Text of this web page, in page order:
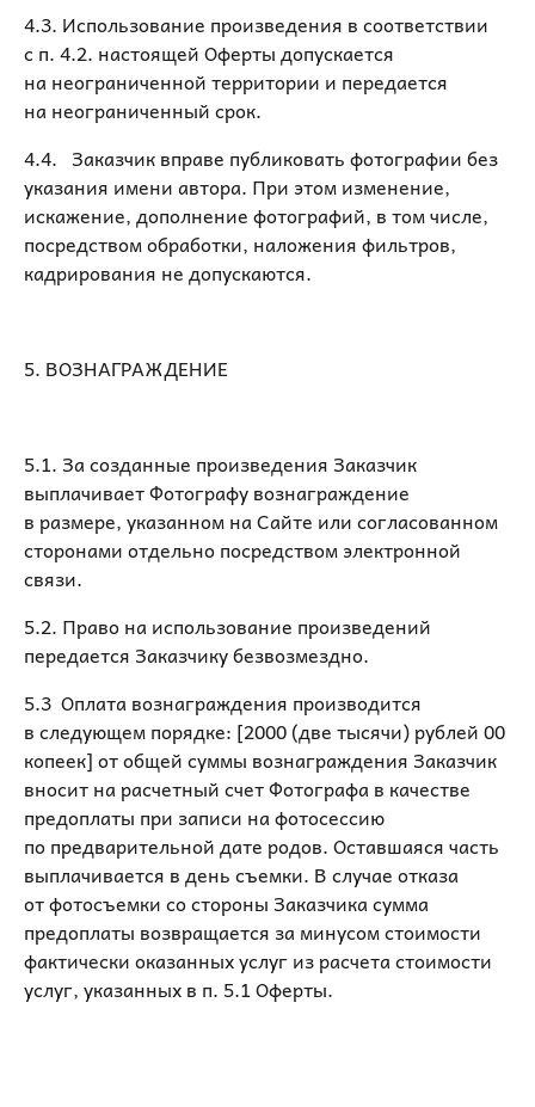
4.3. Использование произведения в соответствии
с п. 4.2. настоящей Оферты допускается
на неограниченной территории и передается
на неограниченный срок.
4.4. Заказчик вправе публиковать фотографии без
указания имени автора. При этом изменение,
искажение, дополнение фотографий, в том числе,
посредством обработки, наложения фильтров,
кадрирования не допускаются.
5. ВОЗНАГРАЖДЕНИЕ
5.1. За созданные произведения Заказчик
выплачивает Фотографу вознаграждение
в размере, указанном на Сайте или согласованном
сторонами отдельно посредством электронной
связи.
5.2. Право на использование произведений
передается Заказчику безвозмездно.
5.3 Оплата вознаграждения производится
в следующем порядке: [2000 (две тысячи) рублей 00
копеек] от общей суммы вознаграждения Заказчик
вносит на расчетный счет Фотографа в качестве
предоплаты при записи на фотосессию
по предварительной дате родов. Оставшаяся часть
выплачивается в день съемки. В случае отказа
от фотосъемки со стороны Заказчика сумма
предоплаты возвращается за минусом стоимости
фактически оказанных услуг из расчета стоимости
услуг, указанных в п. 5.1 Оферты.